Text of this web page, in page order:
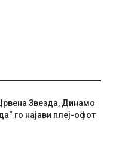
Звезда, Динамо
го најави плеј-офот